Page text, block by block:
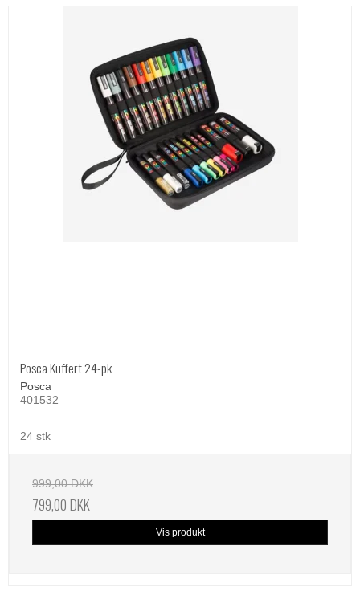
Posca Kuffert 24-pk
Posca
401532
24 stk
999,00 DKK
799,00 DKK
Vis produkt